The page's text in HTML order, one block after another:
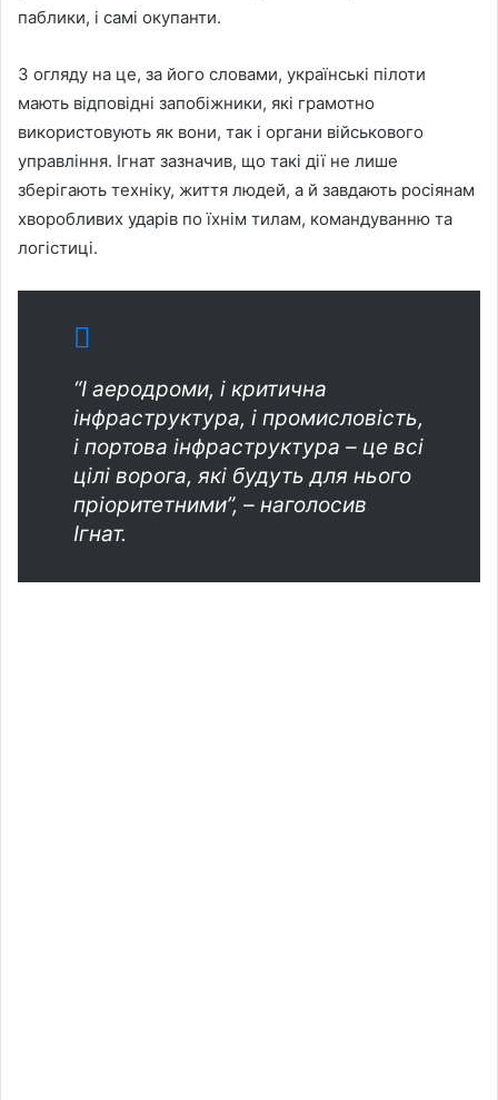
паблики, і самі окупанти.
З огляду на це, за його словами, українські пілоти
мають відповідні запобіжники, які грамотно
використовують як вони, так і органи військового
управління. Ігнат зазначив, що такі дії не лише
зберігають техніку, життя людей, а й завдають росіянам
хворобливих ударів по їхнім тилам, командуванню та
логістиці.
“І аеродроми, і критична
інфраструктура, і промисловість,
і портова інфраструктура – це всі
цілі ворога, які будуть для нього
пріоритетними”, – наголосив
Ігнат.